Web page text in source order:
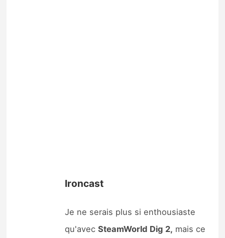
Ironcast
Je ne serais plus si enthousiaste
qu'avecSteamWorld Dig 2, mais ce